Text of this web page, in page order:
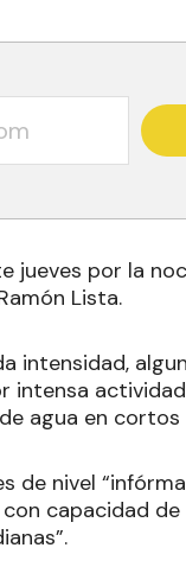
jueves por la
Lista.
intensidad,
intensa
agua en cortos
de nivel
capacidad